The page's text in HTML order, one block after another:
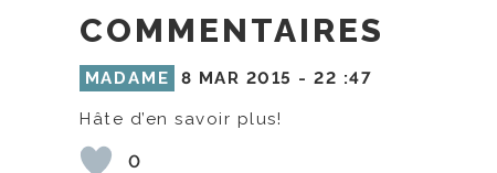
COMMENTAIRES
MADAME 8 MAR 2015 -22 :47
Hâte d’en savoir plus!
0